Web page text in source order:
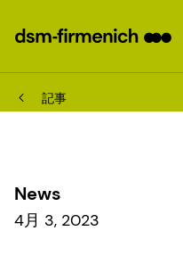
記事
News
4月 3, 2023